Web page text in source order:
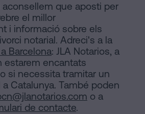
aconsellem que aposti per
el millor
i informació sobre els
notarial. Adreci's a la
Barcelona: JLA Notarios, a
estarem encantats
si necessita tramitar un
a Catalunya. També poden
o a
de contacte.